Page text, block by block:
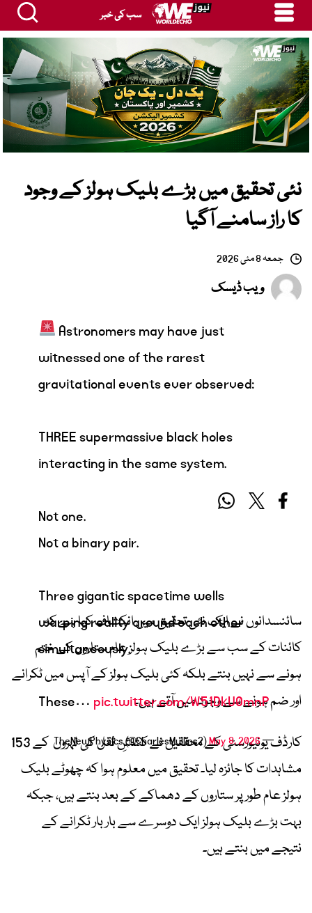
سب کی خبر
نئی تحقیق میں بڑے بلیک ہولز کے وجود
کا راز سامنے آگیا
جمعہ 8 مئی 2026
ویب ڈیسک
Astronomers may have just
witnessed one of the rarest
gravitational events ever observed:
THREE supermassive black holes
interacting in the same system.
Not one.
Not a binary pair.
Three gigantic spacetime wells
warping reality around each other
simultaneously.
These… pic.twitter.com/W51DkU0mnP
— TheNewPhysics (@CharlesMullins2)
May 8, 2026
سائنسدانوں نے ایک نئی تحقیق میں انکشاف کیا ہے کہ
کائنات کے سب سے بڑے بلیک ہولز عام ستاروں کے ختم
ہونے سے نہیں بنتے بلکہ کئی بلیک ہولز کے آپس میں ٹکرانے
اور ضم ہونے سے وجود میں آتے ہیں۔
کارڈف یونیورسٹی کے محققین نے کششِ ثقل کی لہروں کے 153
مشاہدات کا جائزہ لیا۔ تحقیق میں معلوم ہوا کہ چھوٹے بلیک
ہولز عام طور پر ستاروں کے دھماکے کے بعد بنتے ہیں، جبکہ
بہت بڑے بلیک ہولز ایک دوسرے سے بار بار ٹکرانے کے
نتیجے میں بنتے ہیں۔